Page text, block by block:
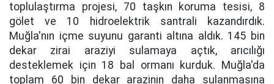
toplulaştırma projesi, 70 taşkın koruma tesisi, 8
gölet ve 10 hidroelektrik santrali kazandırdık.
Muğla'nın içme suyunu garanti altına aldık. 145 bin
dekar zirai araziyi sulamaya açtık, arıcılığı
desteklemek için 18 bal ormanı kurduk. Muğla'da
toplam 60 bin dekar arazinin daha sulanmasına